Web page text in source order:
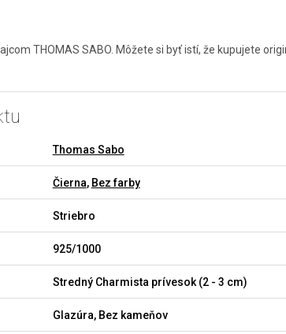
THOMAS SABO. Môžete si byť istí, že kupujete
Thomas Sabo
Čierna, Bez farby
Striebro
925/1000
Stredný Charmista prívesok (2 - 3 cm)
Glazúra, Bez kameňov